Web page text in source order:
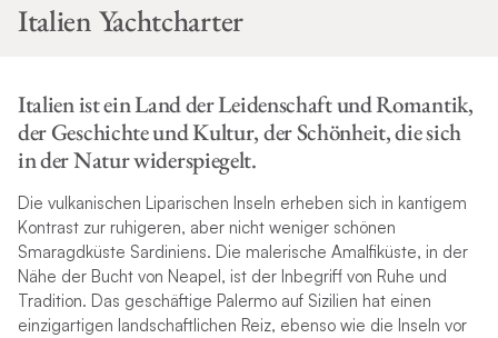
Italien Yachtcharter
Italien ist ein Land der Leidenschaft und Romantik,
der Geschichte und Kultur, der Schönheit, die sich
in der Natur widerspiegelt.
Die vulkanischen Liparischen Inseln erheben sich in kantigem
Kontrast zur ruhigeren, aber nicht weniger schönen
Smaragdküste Sardiniens. Die malerische Amalfiküste, in der
Nähe der Bucht von Neapel, ist der Inbegriff von Ruhe und
Tradition. Das geschäftige Palermo auf Sizilien hat einen
einzigartigen landschaftlichen Reiz, ebenso wie die Inseln vor